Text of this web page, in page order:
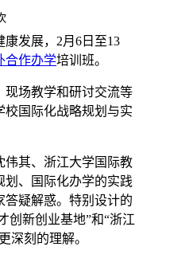
发展，2月6日至13
合作办学培训班。
现场教学和研讨交流等
校国际化战略规划与实
伟其、浙江大学国际教
划、国际化办学的实践
答疑解惑。特别设计的
创新创业基地”和“浙江
深刻的理解。